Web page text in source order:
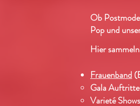
Ob
Pop und
Hier
Frauenband
Gala Auftritte
Varieté Shows